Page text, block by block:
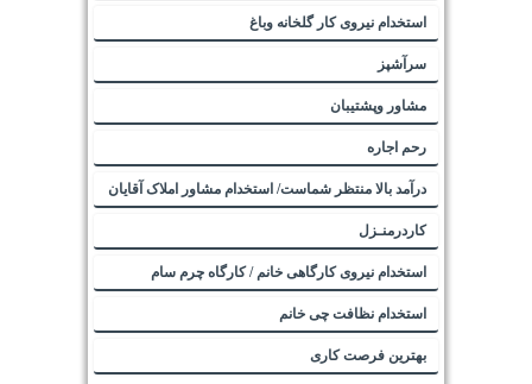
استخدام نیروی کار گلخانه وباغ
سرآشپز
مشاور وپشتیبان
رحم اجاره
درآمد بالا منتظر شماست/ استخدام مشاور املاک آقایان
کاردرمنـزل
استخدام نیروی کارگاهی خانم / کارگاه چرم سام
استخدام نظافت چی خانم
بهترین فرصت کاری